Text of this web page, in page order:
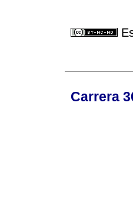
Carrera